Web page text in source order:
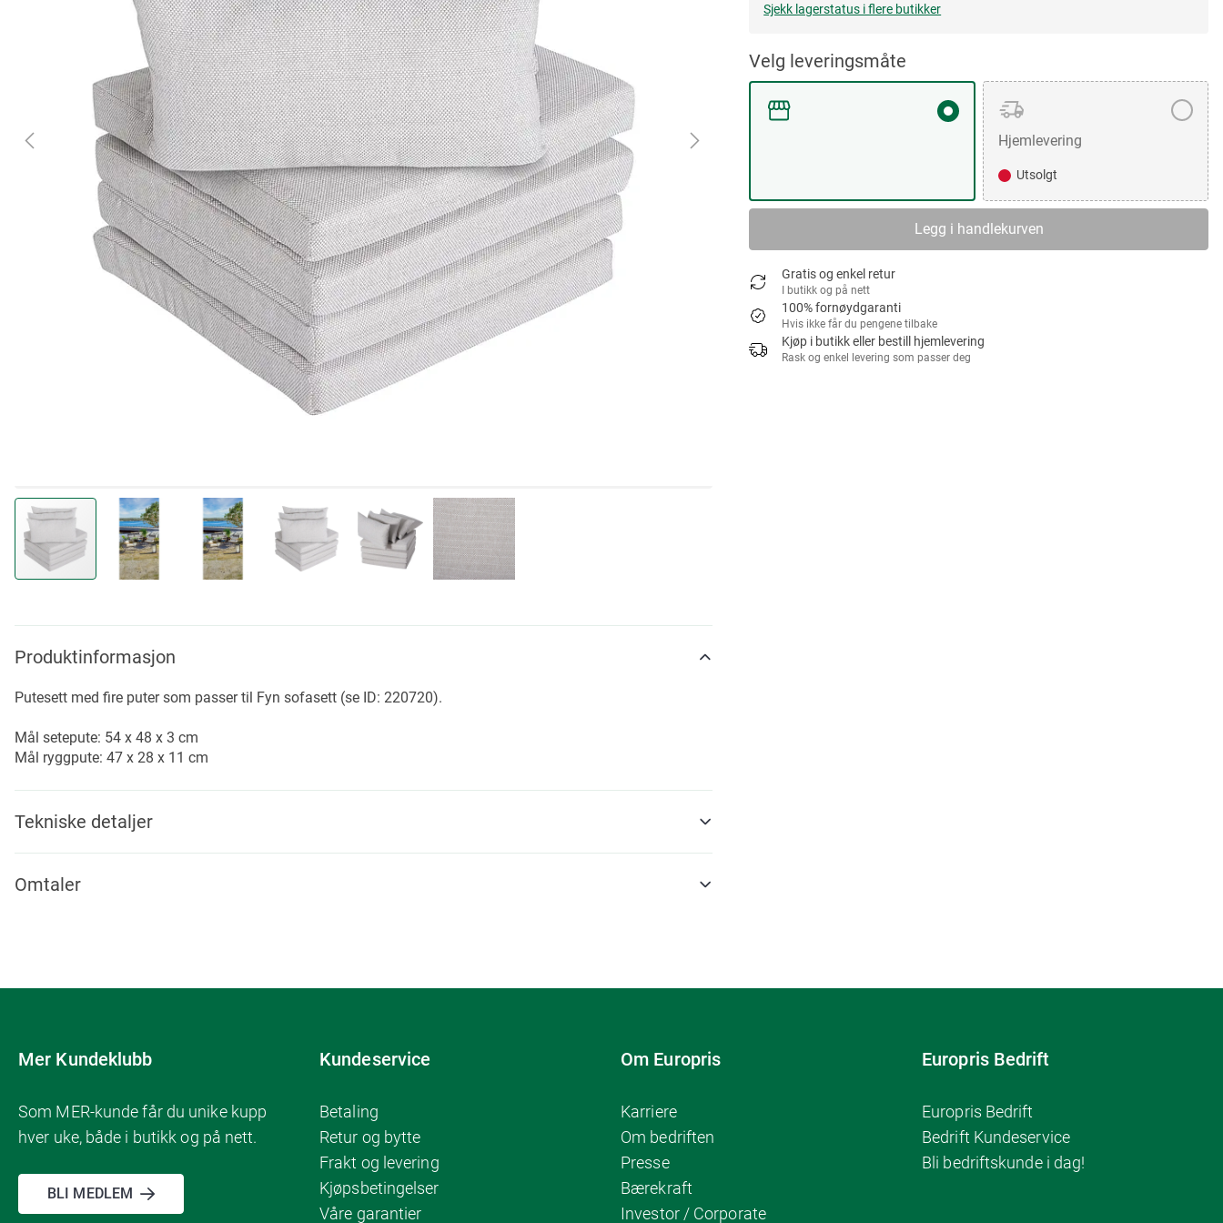
Sjekk lagerstatus i flere butikker
Velg leveringsmåte
Hjemlevering
Utsolgt
Legg i handlekurven
Gratis og enkel retur
I butikk og på nett
100% fornøydgaranti
Hvis ikke får du pengene tilbake
Kjøp i butikk eller bestill hjemlevering
Rask og enkel levering som passer deg
the
beginning
the
gallery
Produktinformasjon
Putesett med fire puter som passer til Fyn sofasett (se ID: 220720).
Mål setepute: 54 x 48 x 3 cm
Mål ryggpute: 47 x 28 x 11 cm
Tekniske detaljer
Omtaler
Mer Kundeklubb
Som MER-kunde får du unike kupp
hver uke, både i butikk og på nett.
BLI MEDLEM
Kundeservice
Betaling
Retur og bytte
Frakt og levering
Kjøpsbetingelser
Våre garantier
Om Europris
Karriere
Om bedriften
Presse
Bærekraft
Investor / Corporate
Europris Bedrift
Europris Bedrift
Bedrift Kundeservice
Bli bedriftskunde i dag!